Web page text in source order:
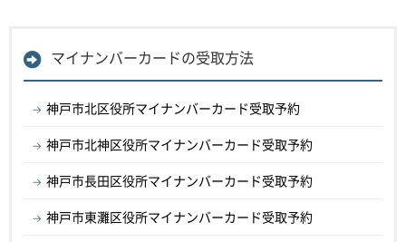
マイナンバーカードの受取方法
神戸市北区役所マイナンバーカード受取予約
神戸市北神区役所マイナンバーカード受取予約
神戸市長田区役所マイナンバーカード受取予約
神戸市東灘区役所マイナンバーカード受取予約